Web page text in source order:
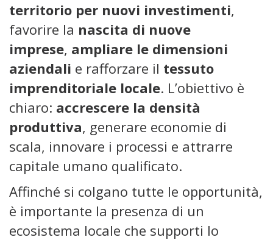
territorio per nuovi investimenti,
favorire la nascita di nuove
imprese, ampliare le dimensioni
aziendali e rafforzare il tessuto
imprenditoriale locale. L’obiettivo è
chiaro: accrescere la densità
produttiva, generare economie di
scala, innovare i processi e attrarre
capitale umano qualificato.
Affinché si colgano tutte le opportunità,
è importante la presenza di un
ecosistema locale che supporti lo